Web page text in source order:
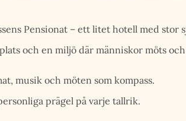
Pensionat – ett litet hotell med stor
och en miljö där människor möts
musik och möten som kompass.
prägel på varje tallrik.